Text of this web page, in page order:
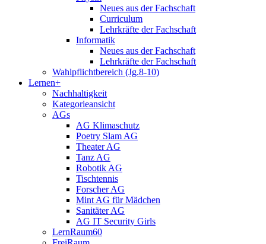
Neues aus der Fachschaft
Curriculum
Lehrkräfte der Fachschaft
Informatik
Neues aus der Fachschaft
Lehrkräfte der Fachschaft
Wahlpflichtbereich (Jg.8-10)
Lernen+
Nachhaltigkeit
Kategorieansicht
AGs
AG Klimaschutz
Poetry Slam AG
Theater AG
Tanz AG
Robotik AG
Tischtennis
Forscher AG
Mint AG für Mädchen
Sanitäter AG
AG IT Security Girls
LernRaum60